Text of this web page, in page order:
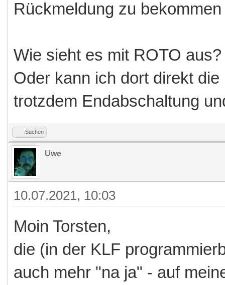
Rückmeldung zu
Wie sieht es mit ROTO
Oder kann ich dort direkt
trotzdem Endabschaltung
Suchen
Uwe
10.07.2021, 10:03
Moin Torsten,
die (in der KLF
auch mehr "na ja" - auf